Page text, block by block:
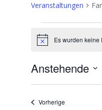
Veranstaltungen
HinweisEs wurden keine
Anstehende
Vorherige